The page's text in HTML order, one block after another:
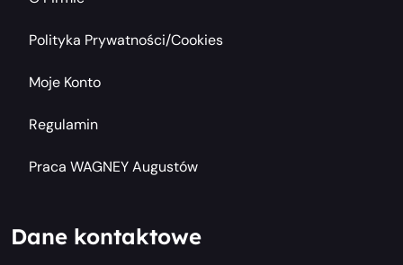
Polityka Prywatności/cookies
Moje Konto
Regulamin
Praca WAGNEY Augustów
Dane kontaktowe